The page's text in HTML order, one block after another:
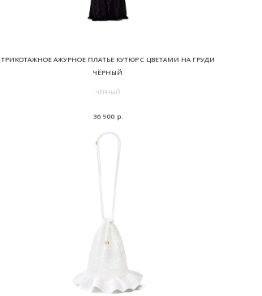
ТРИКОТАЖНОЕ АЖУРНОЕ ПЛАТЬЕ КУТЮР С ЦВЕТАМИ НА ГРУДИ
ЧЁРНЫЙ
ЧЁРНЫЙ
36 900 р.